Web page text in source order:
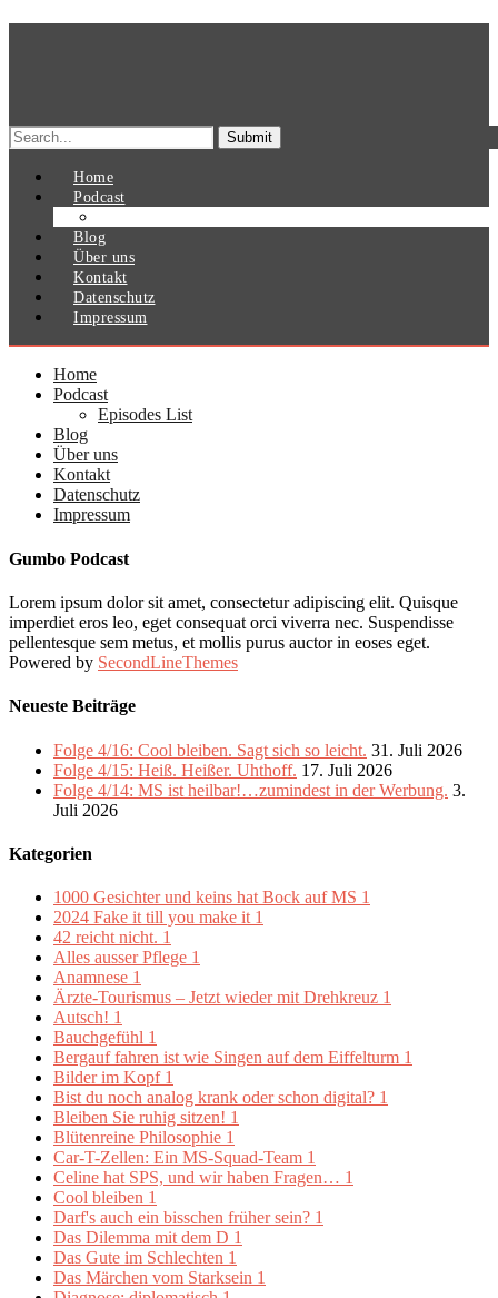
Search
for:
Home
Podcast
Blog
Über uns
Kontakt
Datenschutz
Impressum
Home
Podcast
Episodes List
Blog
Über uns
Kontakt
Datenschutz
Impressum
Gumbo Podcast
Lorem ipsum dolor sit amet, consectetur adipiscing elit. Quisque
imperdiet eros leo, eget consequat orci viverra nec. Suspendisse
pellentesque sem metus, et mollis purus auctor in eoses eget.
Powered by SecondLineThemes
Neueste Beiträge
Folge 4/16: Cool bleiben. Sagt sich so leicht. 31. Juli 2026
Folge 4/15: Heiß. Heißer. Uhthoff. 17. Juli 2026
Folge 4/14: MS ist heilbar!…zumindest in der Werbung. 3.
Juli 2026
Kategorien
1000 Gesichter und keins hat Bock auf MS 1
2024 Fake it till you make it 1
42 reicht nicht. 1
Alles ausser Pflege 1
Anamnese 1
Ärzte-Tourismus – Jetzt wieder mit Drehkreuz 1
Autsch! 1
Bauchgefühl 1
Bergauf fahren ist wie Singen auf dem Eiffelturm 1
Bilder im Kopf 1
Bist du noch analog krank oder schon digital? 1
Bleiben Sie ruhig sitzen! 1
Blütenreine Philosophie 1
Car-T-Zellen: Ein MS-Squad-Team 1
Celine hat SPS, und wir haben Fragen… 1
Cool bleiben 1
Darf's auch ein bisschen früher sein? 1
Das Dilemma mit dem D 1
Das Gute im Schlechten 1
Das Märchen vom Starksein 1